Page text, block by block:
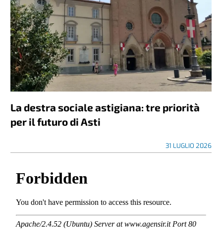
La destra sociale astigiana: tre priorità
per il futuro di Asti
31 LUGLIO 2026